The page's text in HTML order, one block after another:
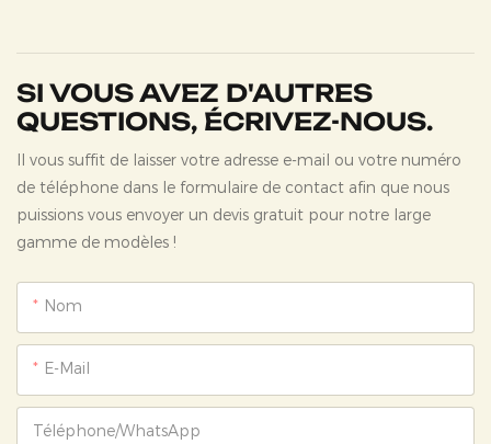
SI VOUS AVEZ D'AUTRES
QUESTIONS, ÉCRIVEZ-NOUS.
Il vous suffit de laisser votre adresse e-mail ou votre numéro
de téléphone dans le formulaire de contact afin que nous
puissions vous envoyer un devis gratuit pour notre large
gamme de modèles !
Nom
E-Mail
Téléphone/WhatsApp